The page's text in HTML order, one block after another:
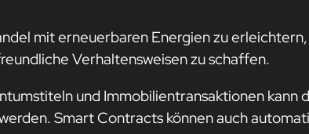
mit erneuerbaren Energien zu
Verhaltensweisen zu schaffen.
und Immobilientransaktionen kann
Smart Contracts können auch